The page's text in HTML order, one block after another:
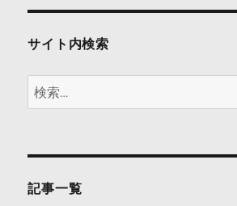
ョ
ン
サイト内検索
検
索:
記事一覧